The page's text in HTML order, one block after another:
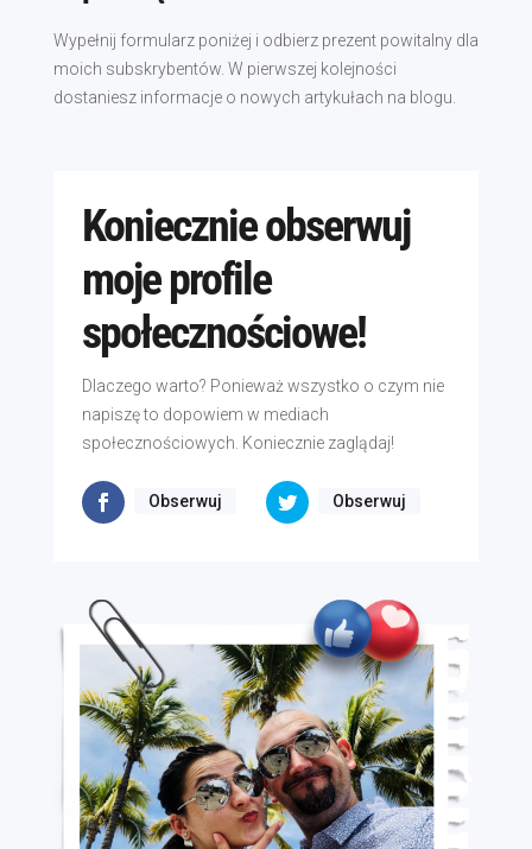
Wypełnij formularz poniżej i odbierz prezent powitalny dla
moich subskrybentów. W pierwszej kolejności
dostaniesz informacje o nowych artykułach na blogu.
Koniecznie obserwuj
moje profile
społecznościowe!
Dlaczego warto? Ponieważ wszystko o czym nie
napiszę to dopowiem w mediach
społecznościowych. Koniecznie zaglądaj!
Obserwuj Obserwuj